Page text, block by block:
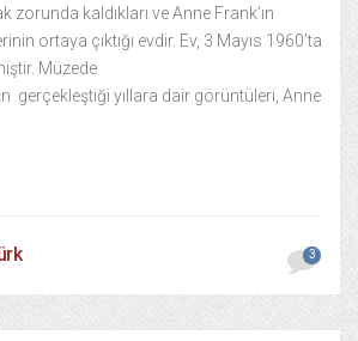
kaldıkları ve Anne Frank’ın
ortaya çıktığı evdir. Ev, 3 Mayıs 1960’ta
Müzede
gerçekleştiği yıllara dair görüntüleri, Anne
3